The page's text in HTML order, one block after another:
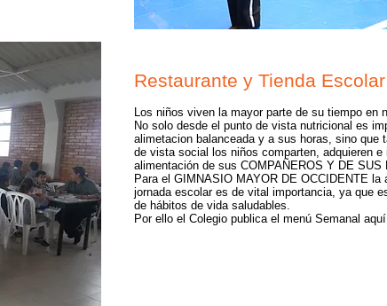
Restaurante y Tienda
Los niños viven la mayor parte de su tiempo en
No solo desde el punto de vista nutricional es
alimetacion balanceada y a sus horas, sino que
de vista social los niños comparten, adquieren e
alimentación de sus COMPAÑEROS Y DE SUS
Para el GIMNASIO MAYOR DE OCCIDENTE la
jornada escolar es de vital importancia, ya que
de hábitos de vida saludables.
Por ello el Colegio publica el menú Semanal